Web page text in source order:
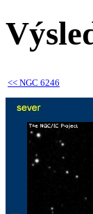
<< NGC 6246